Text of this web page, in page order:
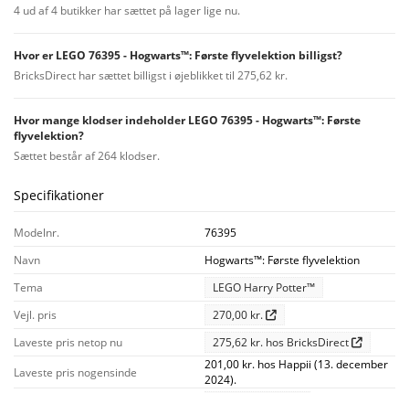
4 ud af 4 butikker har sættet på lager lige nu.
Hvor er LEGO 76395 - Hogwarts™: Første flyvelektion billigst?
BricksDirect har sættet billigst i øjeblikket til 275,62 kr.
Hvor mange klodser indeholder LEGO 76395 - Hogwarts™: Første
flyvelektion?
Sættet består af 264 klodser.
Specifikationer
Modelnr.
76395
Navn
Hogwarts™: Første flyvelektion
Tema
LEGO Harry Potter™
Vejl. pris
270,00 kr.
Laveste pris netop nu
275,62 kr. hos BricksDirect
Laveste pris nogensinde
201,00 kr. hos Happii (13. december
2024).